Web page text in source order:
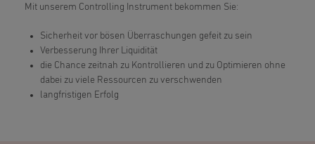
Mit unserem Controlling Instrument bekommen Sie:
Sicherheit vor bösen Überraschungen gefeit zu sein
Verbesserung Ihrer Liquidität
die Chance zeitnah zu Kontrollieren und zu Optimieren ohne
dabei zu viele Ressourcen zu verschwenden
langfristigen Erfolg